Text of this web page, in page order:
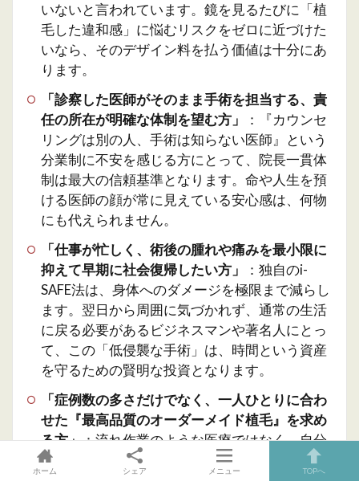
いないと言われています。鏡を見るたびに「植
毛した違和感」に悩むリスクをゼロに近づけた
いなら、そのデザイン料を払う価値は十分にあ
ります。
「診察した医師がそのまま手術を担当する、責
任の所在が明確な体制を望む方」
：『カウンセ
リングは別の人、手術は知らない医師』という
分業制に不安を感じる方にとって、院長一貫体
制は最大の信頼基準となります。命や人生を預
ける医師の顔が常に見えている安心感は、何物
にも代えられません。
「仕事が忙しく、術後の腫れや痛みを最小限に
抑えて早期に社会復帰したい方」
：独自のi-
SAFE法は、身体へのダメージを極限まで減らし
ます。翌日から周囲に気づかれず、通常の生活
に戻る必要があるビジネスマンや著名人にとっ
て、この「低侵襲な手術」は、時間という資産
を守るための賢明な投資となります。
「症例数の多さだけでなく、一人ひとりに合わ
せた『最高品質のオーダーメイド植毛』を求め
る方」：流れ作業のような医療ではなく、自分
のためだけに設計された、一生モノのヘアライ
ホーム シェア メニュー TOPへ